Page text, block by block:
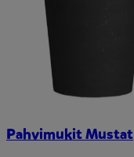
Pahvimukit Mustat